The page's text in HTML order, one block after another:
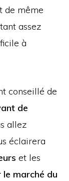
de même
assez
à
conseillé de
de
allez
éclairera
et les
marché du